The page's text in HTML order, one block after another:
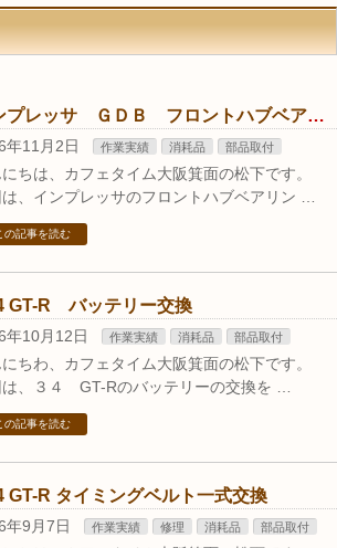
インプレッサ ＧＤＢ フロントハブベアリング交換
年11月2日 作業実績 消耗品 部品取付
にちは、カフェタイム大阪箕面の松下です。
、インプレッサのフロントハブベアリン …
の記事を読む
GT-R バッテリー交換
年10月12日 作業実績 消耗品 部品取付
にちわ、カフェタイム大阪箕面の松下です。
、３４ GT-Rのバッテリーの交換を …
の記事を読む
GT-R タイミングベルト一式交換
年9月7日 作業実績 修理 消耗品 部品取付